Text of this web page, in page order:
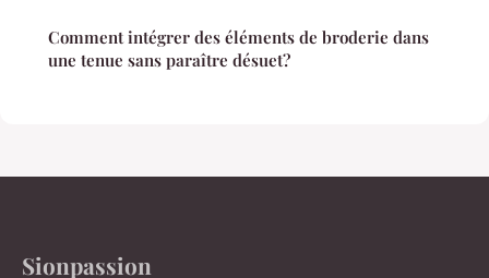
Comment intégrer des éléments de broderie dans
une tenue sans paraître désuet?
Sionpassion